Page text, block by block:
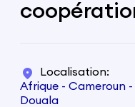
Localisation
Afrique - Cameroun -
Douala